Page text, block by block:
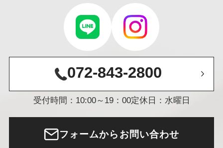
072-843-2800
受付時間：10:00～19：00定休日：水曜日
フォームからお問い合わせ